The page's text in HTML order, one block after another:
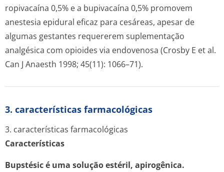
ropivacaína 0,5% e a bupivacaína 0,5% promovem
anestesia epidural eficaz para cesáreas, apesar de
algumas gestantes requererem suplementação
analgésica com opioides via endovenosa (Crosby E et al.
Can J Anaesth 1998; 45(11): 1066–71).
3. características farmacológicas
3. características farmacológicas
Características
Bupstésic é uma solução estéril, apirogênica.